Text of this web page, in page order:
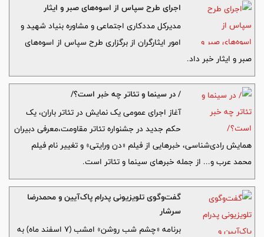
اجرای طرح سپاس از اسوه‌های صبر و ایثار
مدیرکل مددکاری اجتماعی و مشاوره بنیاد شهید و
امور ایثارگران از برگزاری طرح سپاس از اسوه‌های
صبر و ایثار خبر داد.
/ در سینما و تئاتر چه خبر است؟/
آغاز اجرای عمومی یک نمایش در تئاتر باران، یک
حکم جدید در جشنواره تئاتر مقاومت،معرفی دبیران
همایش رادی‌شناسی، خبرهایی از فیلم «دن ورایتی» و تغییر نام فیلم
محمد عرب و... از جمله خبرهای سینما و تئاتر است.
گفت‌وگوی تلویزیونی پدرام پاک‌آیین و محمدرضا
سرشار
برنامه «چشم شب روشن» امشب (۷ اسفند ماه) به